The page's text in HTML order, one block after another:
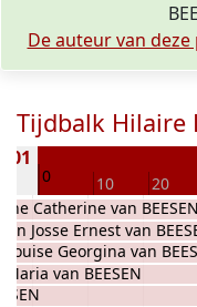
De auteur van
Tijdbalk Hilaire
0 10 20
Maria van BEESEN
Catherine van BEESEN
Josse Ernest van
Louise Georgina van